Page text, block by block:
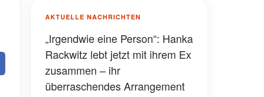
AKTUELLE NACHRICHTEN
„Irgendwie eine Person“: Hanka
Rackwitz lebt jetzt mit ihrem Ex
zusammen – ihr
überraschendes Arrangement